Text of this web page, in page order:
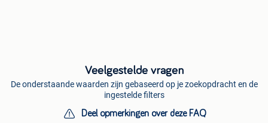
Veelgestelde vragen
De onderstaande waarden zijn gebaseerd op je zoekopdracht en de
ingestelde filters
Deel opmerkingen over deze FAQ